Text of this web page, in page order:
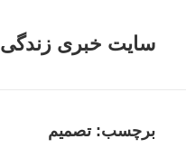
سایت خبری زندگی
برچسب: تصمیم